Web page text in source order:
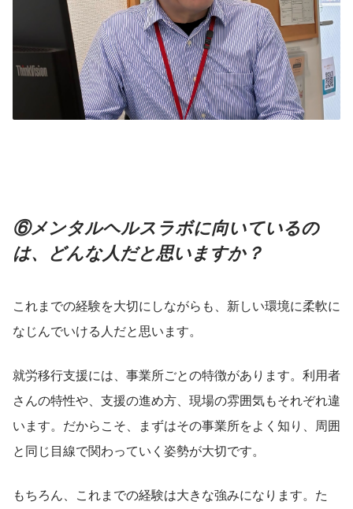
⑥メンタルヘルスラボに向いているの
は、どんな人だと思いますか？
これまでの経験を大切にしながらも、新しい環境に柔軟に
なじんでいける人だと思います。
就労移行支援には、事業所ごとの特徴があります。利用者
さんの特性や、支援の進め方、現場の雰囲気もそれぞれ違
います。だからこそ、まずはその事業所をよく知り、周囲
と同じ目線で関わっていく姿勢が大切です。
もちろん、これまでの経験は大きな強みになります。た